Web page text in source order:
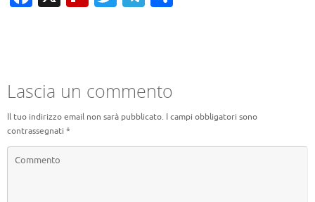
Lascia un commento
Il tuo indirizzo email non sarà pubblicato. I campi obbligatori sono
contrassegnati *